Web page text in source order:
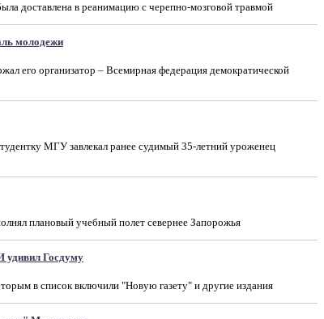
доставлена в реанимацию с черепно-мозговой травмой
молодежи
его организатор – Всемирная федерация демократической
МГУ завлекал ранее судимый 35-летний уроженец
плановый учебный полет севернее Запорожья
удивил Госдуму
в список включили "Новую газету" и другие издания